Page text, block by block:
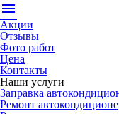
menu
Акции
Отзывы
Фото работ
Цена
Контакты
Наши услуги
Заправка
Ремонт